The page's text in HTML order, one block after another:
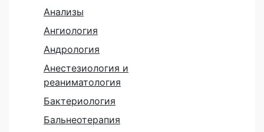
Анализы
Ангиология
Андрология
Анестезиология и
реаниматология
Бактериология
Бальнеотерапия